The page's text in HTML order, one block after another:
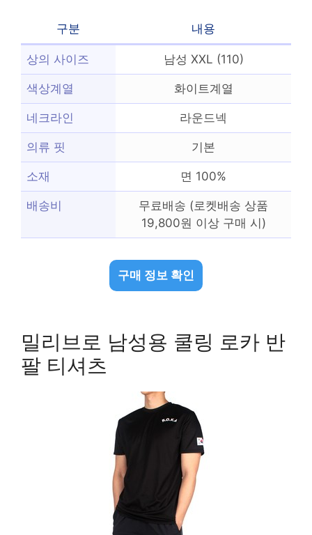
구분 내용
상의 사이즈 남성 XXL (110)
색상계열 화이트계열
네크라인 라운드넥
의류 핏 기본
소재 면 100%
배송비
무료배송 (로켓배송 상품
19,800원 이상 구매 시)
구매 정보 확인
밀리브로 남성용 쿨링 로카 반
팔 티셔츠